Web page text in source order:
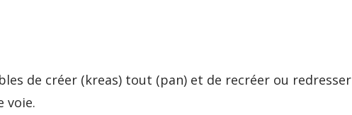
de créer (kreas) tout (pan) et de recréer ou redresser
voie.